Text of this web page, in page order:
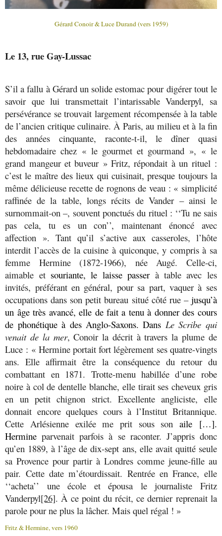
Gérard Conoir & Luce Durand (vers 1959)
Le 13, rue Gay-Lussac
S’il a fallu à Gérard un solide estomac pour digérer tout le
savoir que lui transmettait l’intarissable Vanderpyl, sa
persévérance se trouvait largement récompensée à la table
de l’ancien critique culinaire. À Paris, au milieu et à la fin
des années cinquante, raconte-t-il, le dîner quasi
hebdomadaire chez « le gourmet et gourmand », « le
grand mangeur et buveur » Fritz, répondait à un rituel :
c’est le maître des lieux qui cuisinait, presque toujours la
même délicieuse recette de rognons de veau : « simplicité
raffinée de la table, longs récits de Vander – ainsi le
surnommait-on –, souvent ponctués du rituel : ‘‘Tu ne sais
pas cela, tu es un con’’, maintenant énoncé avec
affection ». Tant qu’il s’active aux casseroles, l’hôte
interdit l’accès de la cuisine à quiconque, y compris à sa
femme Hermine (1872-1966), née Augé. Celle-ci,
aimable et souriante, le laisse passer à table avec les
invités, préférant en général, pour sa part, vaquer à ses
occupations dans son petit bureau situé côté rue – jusqu’à
un âge très avancé, elle de fait a tenu à donner des cours
de phonétique à des Anglo-Saxons. Dans Le Scribe qui
venait de la mer, Conoir la décrit à travers la plume de
Luce : « Hermine portait fort légèrement ses quatre-vingts
ans. Elle affirmait être la conséquence du retour du
combattant en 1871. Trotte-menu habillée d’une robe
noire à col de dentelle blanche, elle tirait ses cheveux gris
en un petit chignon strict. Excellente angliciste, elle
donnait encore quelques cours à l’Institut Britannique.
Cette Arlésienne exilée me prit sous sonaile […].
Hermineparvenait parfois à se raconter. J’appris donc
qu’en 1889, à l’âge de dix-sept ans, elle avait quitté seule
sa Provence pour partir à Londres comme jeune-fille au
pair. Cette date m’étourdissait. Rentrée en France, elle
‘‘acheta’’ une école et épousa le journaliste Fritz
Vanderpyl[26]. À ce point du récit, ce dernier reprenait la
parole pour ne plus la lâcher. Mais quel régal ! »
Fritz & Hermine, vers 1960